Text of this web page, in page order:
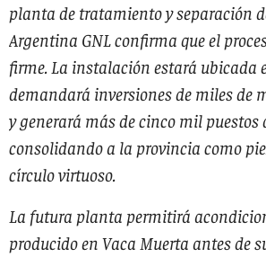
planta de tratamiento y separación
Argentina GNL confirma que el
firme. La instalación estará ubicada
demandará inversiones de miles de
y generará más de cinco mil puestos
consolidando a la provincia como
círculo virtuoso.
La futura planta permitirá
producido en Vaca Muerta antes de